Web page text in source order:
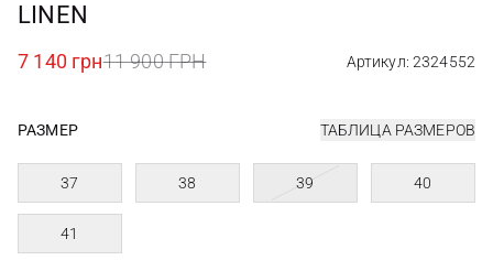
LINEN
7 140 грн11 900 ГРН Артикул: 2324552
РАЗМЕР ТАБЛИЦА РАЗМЕРОВ
37 38 39 40
41